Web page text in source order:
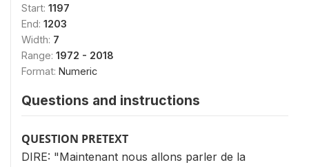
Start: 1197
End: 1203
Width: 7
Range: 1972 - 2018
Format: Numeric
Questions and instructions
QUESTION PRETEXT
DIRE: "Maintenant nous allons parler de la